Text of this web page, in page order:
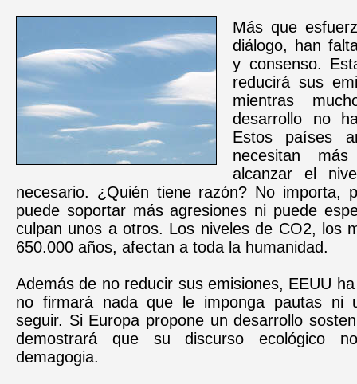
Más que
diálogo, han
y consenso.
reducirá sus
mientras
desarrollo no
Estos países
necesitan
alcanzar el
necesario. ¿Quién tiene razón? No importa,
puede soportar más agresiones ni puede
culpan unos a otros. Los niveles de CO2, los
650.000 años, afectan a toda la humanidad.
Además de no reducir sus emisiones, EEUU
no firmará nada que le imponga pautas ni
seguir. Si Europa propone un desarrollo
demostrará que su discurso ecológico
demagogia.